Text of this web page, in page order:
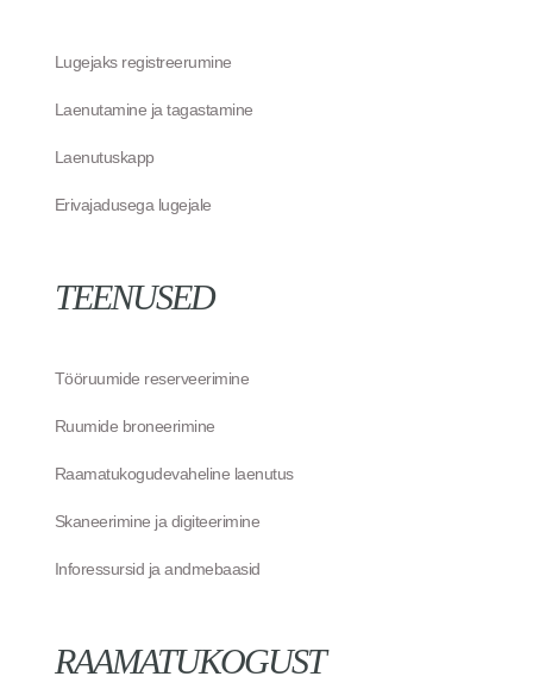
Lugejaks registreerumine
Laenutamine ja tagastamine
Laenutuskapp
Erivajadusega lugejale
TEENUSED
Tööruumide reserveerimine
Ruumide broneerimine
Raamatukogudevaheline laenutus
Skaneerimine ja digiteerimine
Inforessursid ja andmebaasid
RAAMATUKOGUST